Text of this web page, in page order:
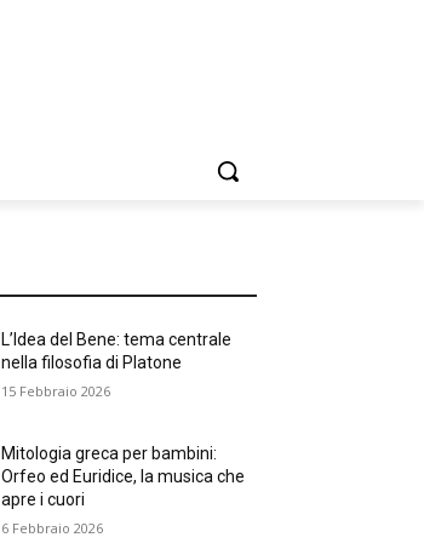
L’Idea del Bene: tema centrale
nella filosofia di Platone
15 Febbraio 2026
Mitologia greca per bambini:
Orfeo ed Euridice, la musica che
apre i cuori
6 Febbraio 2026